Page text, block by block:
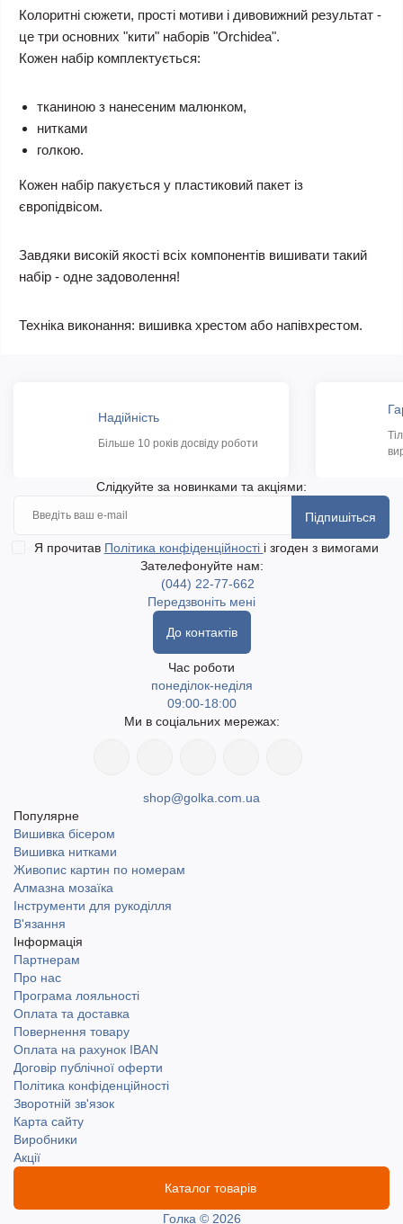
Колоритні сюжети, прості мотиви і дивовижний результат -
це три основних "кити" наборів "Orchidea".
Кожен набір комплектується:
тканиною з нанесеним малюнком,
нитками
голкою.
Кожен набір пакується у пластиковий пакет із
європідвісом.
Завдяки високій якості всіх компонентів вишивати такий
набір - одне задоволення!
Техніка виконання: вишивка хрестом або напівхрестом.
Надійність
Більше 10 років досвіду роботи
Слідкуйте за новинками та акціями:
Підпишіться
Я прочитав Політика конфіденційності і згоден з вимогами
Зателефонуйте нам:
(044) 22-77-662
Передзвоніть мені
До контактів
Час роботи
понеділок-неділя
09:00-18:00
Ми в соціальних мережах:
shop@golka.com.ua
Популярне
Вишивка бісером
Вишивка нитками
Живопис картин по номерам
Алмазна мозаїка
Інструменти для рукоділля
В'язання
Інформація
Партнерам
Про нас
Програма лояльності
Оплата та доставка
Повернення товару
Оплата на рахунок IBAN
Договір публічної оферти
Політика конфіденційності
Зворотній зв'язок
Карта сайту
Виробники
Акції
Каталог товарів
Голка © 2026